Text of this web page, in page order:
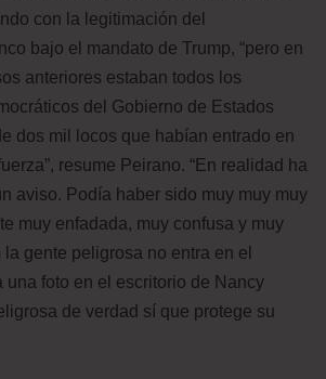
con la legitimación del
bajo el mandato de Trump, “pero en
anteriores estaban todos los
del Gobierno de Estados
dos mil locos que habían entrado en
resume Peirano. “En realidad ha
aviso. Podía haber sido muy muy muy
muy enfadada, muy confusa y muy
gente peligrosa no entra en el
una foto en el escritorio de Nancy
de verdad sí que protege su